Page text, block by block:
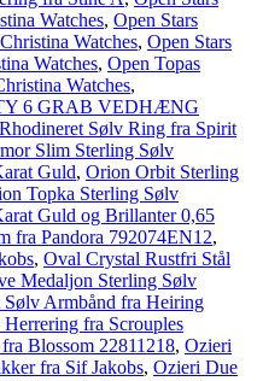
Watches, Open Stars
Watches, Open Stars
Watches, Open Topas
Watches,
6 GRAB VEDHÆNG
Sølv Ring fra Spirit
Slim Sterling Sølv
Guld, Orion Orbit Sterling
Topka Sterling Sølv
Guld og Brillanter 0,65
fra Pandora 792074EN12,
, Oval Crystal Rustfri Stål
Medaljon Sterling Sølv
Sølv Armbånd fra Heiring
fra Scrouples
Blossom 22811218, Ozieri
fra Sif Jakobs, Ozieri Due